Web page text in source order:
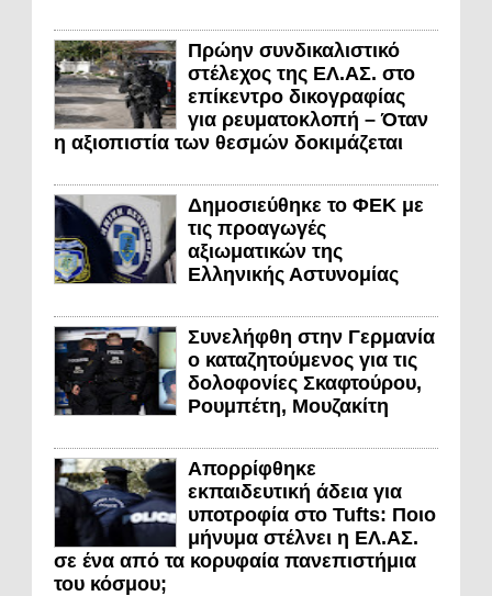
Πρώην συνδικαλιστικό
στέλεχος της ΕΛ.ΑΣ. στο
επίκεντρο δικογραφίας
για ρευματοκλοπή – Όταν
η αξιοπιστία των θεσμών δοκιμάζεται
Δημοσιεύθηκε το ΦΕΚ με
τις προαγωγές
αξιωματικών της
Ελληνικής Αστυνομίας
Συνελήφθη στην Γερμανία
ο καταζητούμενος για τις
δολοφονίες Σκαφτούρου,
Ρουμπέτη, Μουζακίτη
Απορρίφθηκε
εκπαιδευτική άδεια για
υποτροφία στο Tufts: Ποιο
μήνυμα στέλνει η ΕΛ.ΑΣ.
σε ένα από τα κορυφαία πανεπιστήμια
του κόσμου;